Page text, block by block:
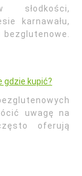
słodkości,
karnawału,
gdzie kupić?
uwagę na
oferują